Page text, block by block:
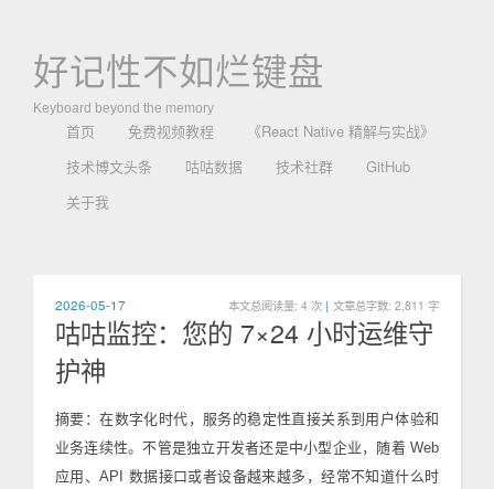
好记性不如烂键盘
Keyboard beyond the memory
首页 免费视频教程
《React Native 精解与实战》
技术博文头条
咕咕数据 技术社群
GitHub
关于我
2026-05-17 本文总阅读量: 4 次 | 文章总字数: 2,811 字
咕咕监控：您的 7×24 小时运维守
护神
摘要：在数字化时代，服务的稳定性直接关系到用户体验和
业务连续性。不管是独立开发者还是中小型企业，随着 Web
应用、API 数据接口或者设备越来越多，经常不知道什么时